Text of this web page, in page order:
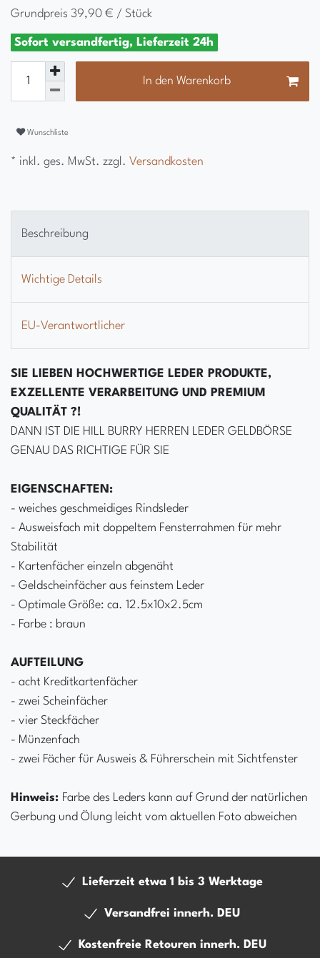
Grundpreis 39,90 € / Stück
Sofort versandfertig, Lieferzeit 24h
In den Warenkorb
Wunschliste
* inkl. ges. MwSt. zzgl. Versandkosten
Beschreibung
Wichtige Details
EU-Verantwortlicher
SIE LIEBEN HOCHWERTIGE LEDER PRODUKTE,
EXZELLENTE VERARBEITUNG UND PREMIUM
QUALITÄT ?!
DANN IST DIE HILL BURRY HERREN LEDER GELDBÖRSE
GENAU DAS RICHTIGE FÜR SIE
EIGENSCHAFTEN:
- weiches geschmeidiges Rindsleder
- Ausweisfach mit doppeltem Fensterrahmen für mehr
Stabilität
- Kartenfächer einzeln abgenäht
- Geldscheinfächer aus feinstem Leder
- Optimale Größe: ca. 12.5x10x2.5cm
- Farbe : braun
AUFTEILUNG
- acht Kreditkartenfächer
- zwei Scheinfächer
- vier Steckfächer
- Münzenfach
- zwei Fächer für Ausweis & Führerschein mit Sichtfenster
Hinweis: Farbe des Leders kann auf Grund der natürlichen
Gerbung und Ölung leicht vom aktuellen Foto abweichen
Lieferzeit etwa 1 bis 3 Werktage
Versandfrei innerh. DEU
Kostenfreie Retouren innerh. DEU